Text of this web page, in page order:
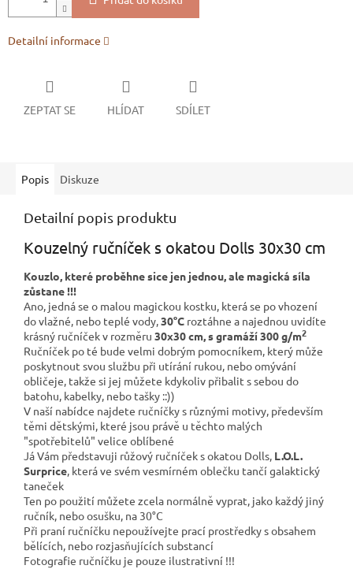
Detailní informace
ZEPTAT SE HLÍDAT SDÍLET
Popis Diskuze
Detailní popis produktu
Kouzelný ručníček s okatou Dolls 30x30 cm
Kouzlo, které proběhne sice jen jednou, ale magická síla
zůstane !!!
Ano, jedná se o malou magickou kostku, která se po vhození
do vlažné, nebo teplé vody,30°C roztáhne a najednou uvidíte
krásný ručníček v rozměru 30x30 cm, s gramáží 300 g/m2
Ručníček po té bude velmi dobrým pomocníkem, který může
poskytnout svou službu při utírání rukou, nebo omývání
obličeje, takže si jej můžete kdykoliv přibalit s sebou do
batohu, kabelky, nebo tašky ::))
V naší nabídce najdete ručníčky s různými motivy, především
těmi dětskými, které jsou právě u těchto malých
"spotřebitelů" velice oblíbené
Já Vám představuji růžový ručníček s okatou Dolls, L.O.L.
Surprice, která ve svém vesmírném oblečku tančí galaktický
taneček
Ten po použití můžete zcela normálně vyprat, jako každý jiný
ručník, nebo osušku, na 30°C
Při praní ručníčku nepoužívejte prací prostředky s obsahem
bělících, nebo rozjasňujících substancí
Fotografie ručníčku je pouze ilustrativní !!!